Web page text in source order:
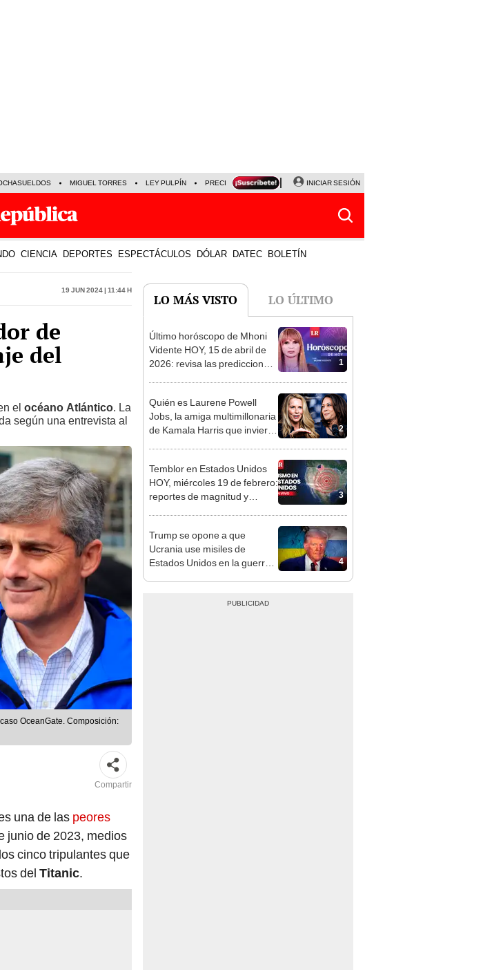
MIGUEL TORRES LEY PULPÍN PRECIO DEL DÓLAR CORTE DE LUZ VIERNES 7 DE AGOSTO
INICIAR SESIÓN
CIENCIA DEPORTES ESPECTÁCULOS DÓLAR DATEC BOLETÍN
19 Jun 2024 | 11:44 h
de
del
el océano Atlántico. La
según una entrevista al
OceanGate. Composición:
Compartir
una de las peores
junio de 2023, medios
cinco tripulantes que
del Titanic.
LO MÁS VISTO LO ÚLTIMO
1
Último horóscopo de Mhoni
Vidente HOY, 15 de abril de
2026: revisa las predicciones
2
Quién es Laurene Powell
Jobs, la amiga multimillonaria
de Kamala Harris que invierte
3
Temblor en Estados Unidos
HOY, miércoles 19 de febrero:
reportes de magnitud y
4
Trump se opone a que
Ucrania use misiles de
Estados Unidos en la guerra